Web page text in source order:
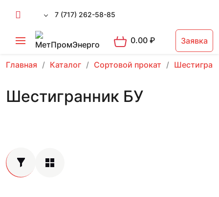
7 (717) 262-58-85
0.00₽ Заявка
Главная Каталог Сортовой прокат
Шестигранник БУ